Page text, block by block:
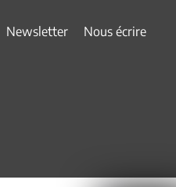
Newsletter Nous écrire